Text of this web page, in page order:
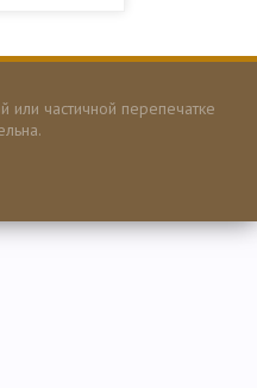
частичной перепечатке